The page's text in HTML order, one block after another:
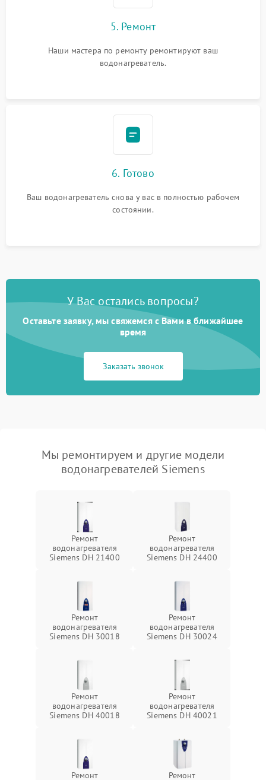
5. Ремонт
Наши мастера по ремонту ремонтируют ваш
водонагреватель.
6. Готово
Ваш водонагреватель снова у вас в полностью рабочем
состоянии.
У Вас остались вопросы?
Оставьте заявку, мы свяжемся с Вами в ближайшее
время
Заказать звонок
Мы ремонтируем и другие модели
водонагревателей Siemens
Ремонт
водонагревателя
Siemens DH 21400
Ремонт
водонагревателя
Siemens DH 24400
Ремонт
водонагревателя
Siemens DH 30018
Ремонт
водонагревателя
Siemens DH 30024
Ремонт
водонагревателя
Siemens DH 40018
Ремонт
водонагревателя
Siemens DH 40021
Ремонт
Ремонт